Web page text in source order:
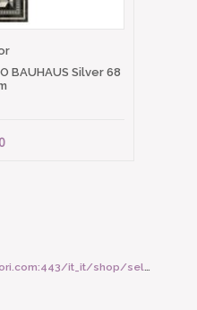
BAUHAUS Silver 68
lighting/seletti_mouse_lamp_mac/5193